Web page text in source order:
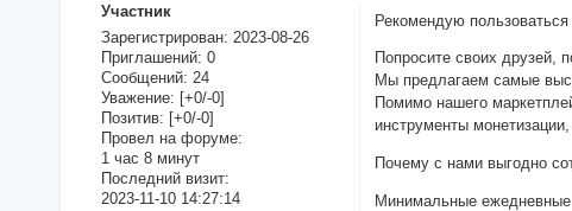
Участник
Зарегистрирован: 2023-08-26
Приглашений: 0
Сообщений: 24
Уважение: [+0/-0]
Позитив: [+0/-0]
Провел на форуме:
1 час 8 минут
Последний визит:
2023-11-10 14:27:14
Рекомендую
Попросите своих друзей,
Мы предлагаем самые
Помимо нашего
инструменты
Почему с нами выгодно
Минимальные